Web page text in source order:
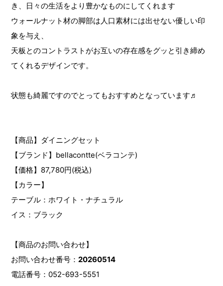
き、日々の生活をより豊かなものにしてくれます
ウォールナット材の脚部は人口素材には出せない優しい印
象を与え、
天板とのコントラストがお互いの存在感をグッと引き締め
てくれるデザインです。
状態も綺麗ですのでとってもおすすめとなっています♬
【商品】ダイニングセット
【ブランド】bellacontte(ベラコンテ)
【価格】87,780円(税込)
【カラー】
テーブル：ホワイト・ナチュラル
イス：ブラック
【商品のお問い合わせ】
お問い合わせ番号： 20260514
電話番号：052-693-5551